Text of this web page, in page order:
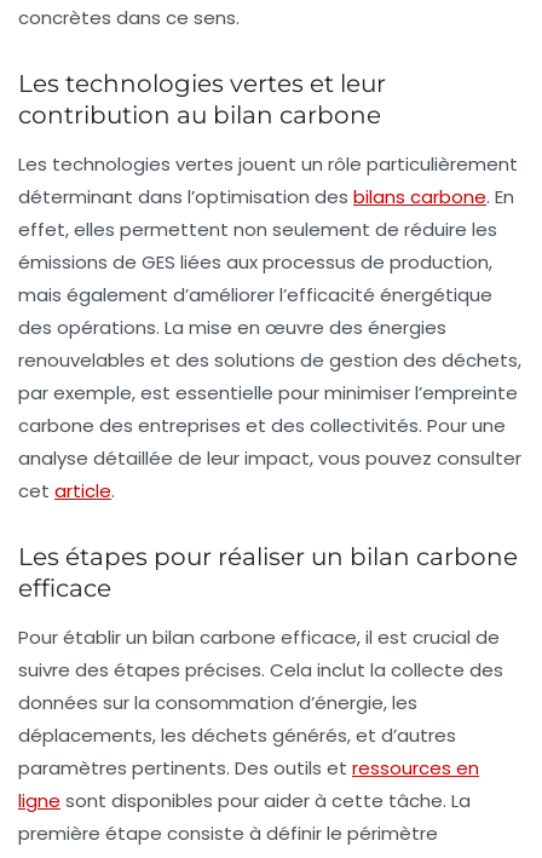
concrètes dans ce sens.
Les technologies vertes et leur
contribution au bilan carbone
Les technologies vertes jouent un rôle particulièrement
déterminant dans l’optimisation des bilans carbone. En
effet, elles permettent non seulement de réduire les
émissions de GES liées aux processus de production,
mais également d’améliorer l’efficacité énergétique
des opérations. La mise en œuvre des énergies
renouvelables et des solutions de gestion des déchets,
par exemple, est essentielle pour minimiser l’empreinte
carbone des entreprises et des collectivités. Pour une
analyse détaillée de leur impact, vous pouvez consulter
cet article.
Les étapes pour réaliser un bilan carbone
efficace
Pour établir un bilan carbone efficace, il est crucial de
suivre des étapes précises. Cela inclut la collecte des
données sur la consommation d’énergie, les
déplacements, les déchets générés, et d’autres
paramètres pertinents. Des outils et ressources en
ligne sont disponibles pour aider à cette tâche. La
première étape consiste à définir le périmètre